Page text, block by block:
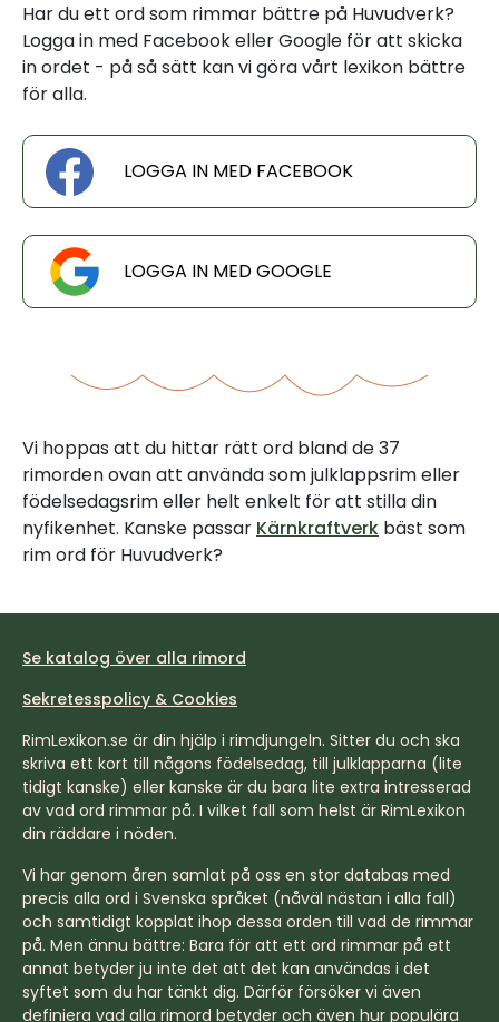
Har du ett ord som rimmar bättre på Huvudverk?
Logga in med Facebook eller Google för att skicka
in ordet - på så sätt kan vi göra vårt lexikon bättre
för alla.
LOGGA IN MED FACEBOOK
LOGGA IN MED GOOGLE
Vi hoppas att du hittar rätt ord bland de 37
rimorden ovan att använda som julklappsrim eller
födelsedagsrim eller helt enkelt för att stilla din
nyfikenhet. Kanske passar Kärnkraftverk bäst som
rim ord för Huvudverk?
Se katalog över alla rimord
Sekretesspolicy & Cookies
RimLexikon.se är din hjälp i rimdjungeln. Sitter du och ska
skriva ett kort till någons födelsedag, till julklapparna (lite
tidigt kanske) eller kanske är du bara lite extra intresserad
av vad ord rimmar på. I vilket fall som helst är RimLexikon
din räddare i nöden.
Vi har genom åren samlat på oss en stor databas med
precis alla ord i Svenska språket (nåväl nästan i alla fall)
och samtidigt kopplat ihop dessa orden till vad de rimmar
på. Men ännu bättre: Bara för att ett ord rimmar på ett
annat betyder ju inte det att det kan användas i det
syftet som du har tänkt dig. Därför försöker vi även
definiera vad alla rimord betyder och även hur populära